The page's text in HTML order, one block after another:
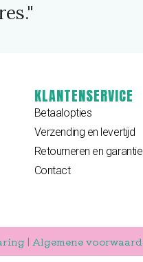
KLANTENSERVICE
Betaalopties
Verzending en levertijd
Retourneren en garantie
Contact
| Algemene